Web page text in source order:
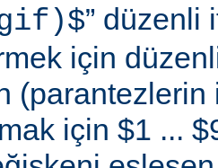
” düzenli
için
(parantezlerin
için $1 ...